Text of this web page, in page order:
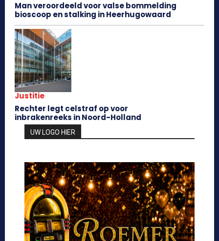
Man veroordeeld voor valse bommelding
bioscoop en stalking in Heerhugowaard
Justitie
Rechter legt celstraf op voor
inbrakenreeks in Noord-Holland
UW LOGO HIER